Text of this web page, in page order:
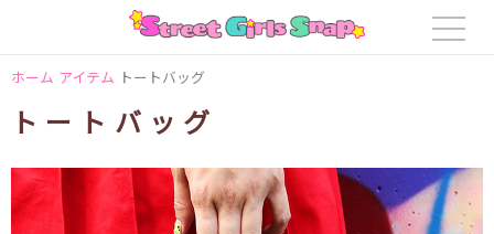
ホーム アイテム トートバッグ
トートバッグ